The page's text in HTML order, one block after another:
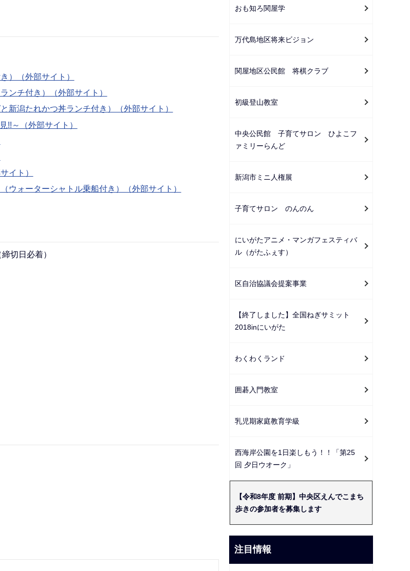
）（外部サイト）
ンチ付き）（外部サイト）
新潟たれかつ丼ランチ付き）（外部サイト）
!!～（外部サイト）
イト）
ウォーターシャトル乗船付き）（外部サイト）
切日必着）
おも知ろ関屋学
万代島地区将来ビジョン
関屋地区公民館 将棋クラブ
初級登山教室
中央公民館 子育てサロン ひよこフ
ァミリーらんど
新潟市ミニ人権展
子育てサロン のんのん
にいがたアニメ・マンガフェスティバ
ル（がたふぇす）
区自治協議会提案事業
【終了しました】全国ねぎサミット
2018inにいがた
わくわくランド
囲碁入門教室
乳児期家庭教育学級
西海岸公園を1日楽しもう！！「第25
回 夕日ウオーク」
【令和8年度 前期】中央区えんでこまち
歩きの参加者を募集します
注目情報